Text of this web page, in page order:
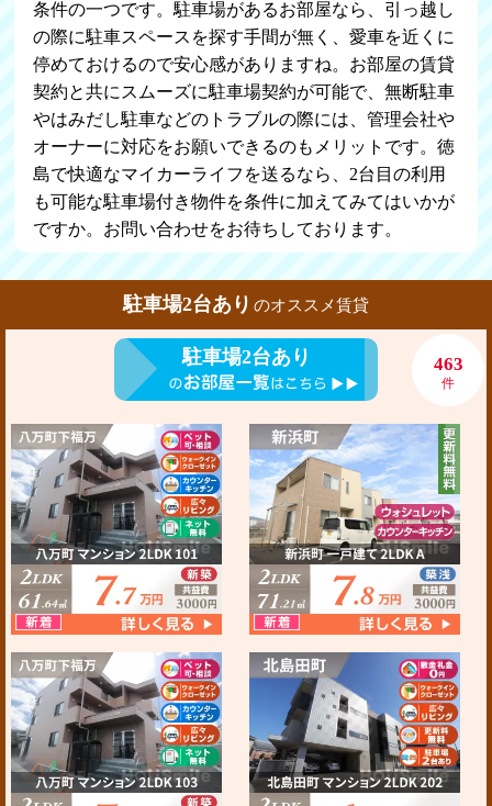
条件の一つです。駐車場があるお部屋なら、引っ越し
の際に駐車スペースを探す手間が無く、愛車を近くに
停めておけるので安心感がありますね。お部屋の賃貸
契約と共にスムーズに駐車場契約が可能で、無断駐車
やはみだし駐車などのトラブルの際には、管理会社や
オーナーに対応をお願いできるのもメリットです。徳
島で快適なマイカーライフを送るなら、2台目の利用
も可能な駐車場付き物件を条件に加えてみてはいかが
ですか。お問い合わせをお待ちしております。
駐車場2台あり のオススメ賃貸
駐車場2台あり 463
件